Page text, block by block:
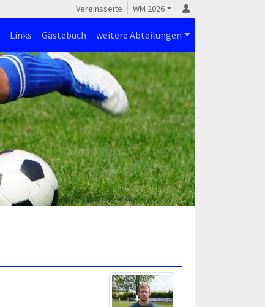
Vereinsseite WM 2026
Links Gästebuch weitere Abteilungen